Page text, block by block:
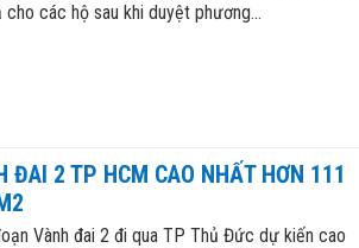
các hộ sau khi duyệt phương...
ĐAI 2 TP HCM CAO NHẤT HƠN 111
Vành đai 2 đi qua TP Thủ Đức dự kiến cao